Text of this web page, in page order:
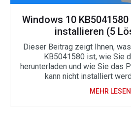
Windows 10
installieren (5
Dieser Beitrag zeigt Ihnen,
KB5041580 ist, wie Sie
herunterladen und wie Sie das
kann nicht installiert
MEHR LESEN